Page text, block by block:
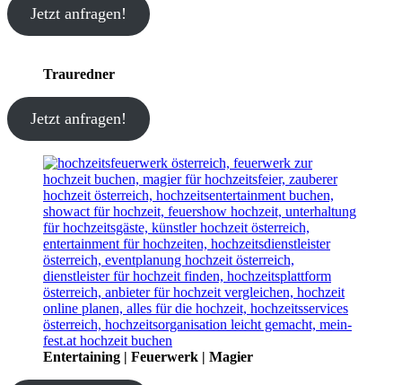
Jetzt anfragen!
Trauredner
Jetzt anfragen!
Entertaining | Feuerwerk | Magier